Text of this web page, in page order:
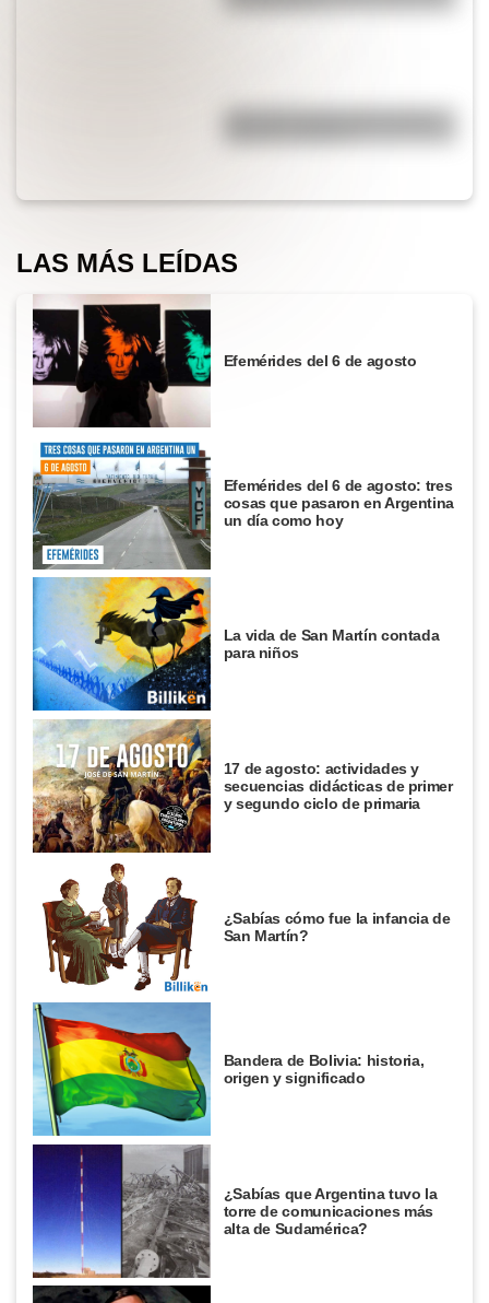
¿Por qué el piano tiene teclas
LAS MÁS LEÍDAS
Efemérides del 6 de agosto
Efemérides del 6 de agosto: tres
cosas que pasaron en Argentina
un día como hoy
La vida de San Martín contada
para niños
17 de agosto: actividades y
secuencias didácticas de primer
y segundo ciclo de primaria
¿Sabías cómo fue la infancia de
San Martín?
Bandera de Bolivia: historia,
origen y significado
¿Sabías que Argentina tuvo la
torre de comunicaciones más
alta de Sudamérica?